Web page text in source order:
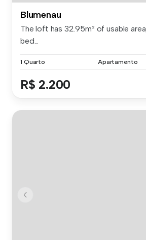
Blumenau
The loft has 32.95m² of usable
bed...
1 Quarto Apartamento
R$ 2.200